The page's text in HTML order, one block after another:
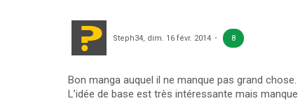
Steph34, dim. 16 févr. 2014 8
Bon manga auquel il ne manque pas grand chose.
L’idée de base est très intéressante mais manque